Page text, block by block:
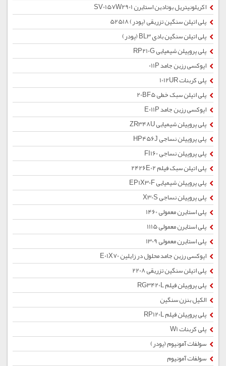
اکریلونیتریل بوتادین استایرن SV0157W2901
پلی اتیلن سنگین تزریقی (پودر) 52518
پلی اتیلن سنگین بادی BL3 (پودر)
پلی پروپیلن شیمیایی RP210G
اپوکسی رزین جامد 011P
پلی کربنات 1012UR
پلی اتیلن سبک خطی 20BF5
اپوکسی رزین جامد E011P
پلی پروپیلن شیمیایی ZR348U
پلی پروپیلن نساجی HP456J
پلی پروپیلن نساجی FI160
پلی اتیلن سبک فیلم 2426E02
پلی پروپیلن شیمیایی EP1X30F
پلی پروپیلن نساجی X30S
پلی استایرن معمولی 1460
پلی استایرن معمولی 1115
پلی استایرن معمولی 1309
اپوکسی رزین جامد محلول در زایلین E01X70
پلی اتیلن سنگین تزریقی 2208
پلی پروپیلن فیلم RG3420L
الکیل بنزن سنگین
پلی پروپیلن فیلم RP120L
پلی کربنات W1
سولفات آمونیوم (پودر)
سولفات آمونیوم